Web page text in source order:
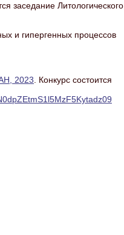
заседание Литологического
и гипергенных процессов
2023 . Конкурс состоится